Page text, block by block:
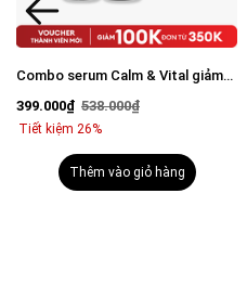
Combo serum Calm & Vital giảm
BHA + Peptide + 5% Niacinamide
30ml
399.000₫ 538.000₫
Tiết kiệm 26%
Thêm vào giỏ hàng